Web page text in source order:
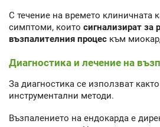
С течение на времето клиничната
симптоми, които сигнализират за
възпалителния процес към
Диагностика и лечение на
За диагностика се използват
инструментални методи.
Възпалението на ендокарда е